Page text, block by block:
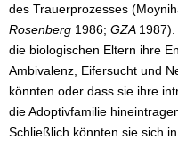
des Trauerprozesses
Rosenberg 1986; GZA
die biologischen Eltern ihre
Ambivalenz, Eifersucht und
könnten oder dass sie ihre
die Adoptivfamilie
Schließlich könnten sie sich